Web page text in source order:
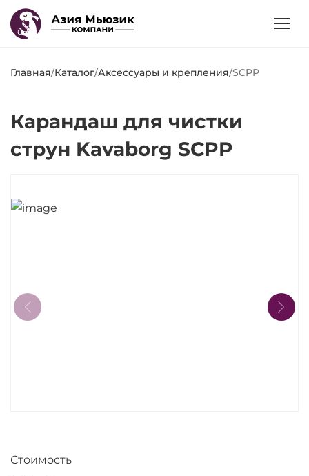
Главная/Каталог/Аксессуары и крепления/SCPP
Карандаш для чистки
струн Kavaborg SCPP
Стоимость